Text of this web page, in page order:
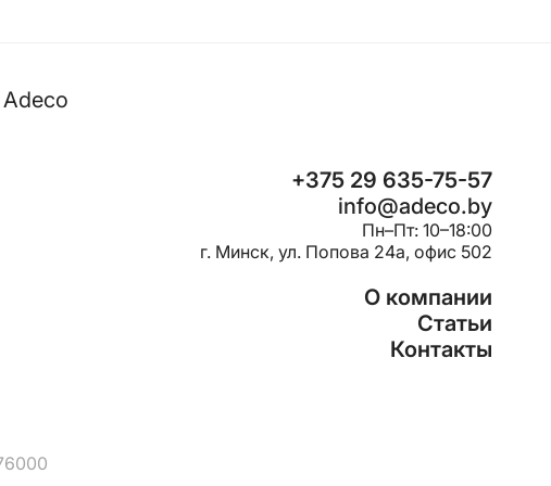
+375 29 635-75-57
info@adeco.by
Пн–Пт: 10–18:00
г. Минск, ул. Попова 24a, офис 502
О компании
Статьи
Контакты